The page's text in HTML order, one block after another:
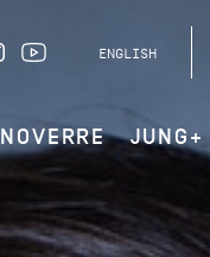
ENGLISH
NOVERRE JUNG+